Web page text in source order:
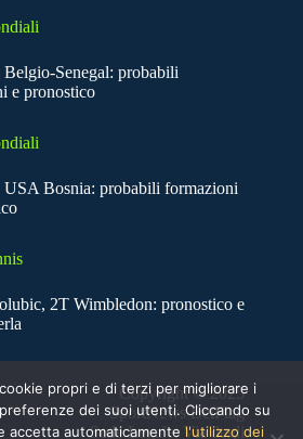
Senegal: probabili
e pronostico
Bosnia: probabili formazioni
2T Wimbledon: pronostico e
Copyright © 2025
SportNews BetFlag
Sede Legale: Via degli
propri e di terzi per migliorare i
dei suoi utenti. Cliccando su
accetta automaticamente l'utilizzo dei